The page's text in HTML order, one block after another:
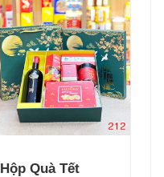
Hộp Quà Tết